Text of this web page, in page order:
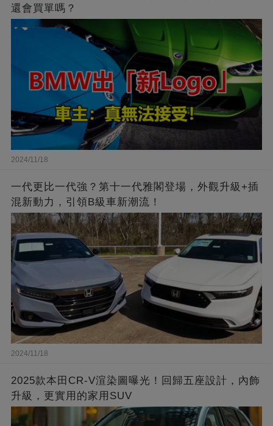
還會買單嗎？
2024/11/18
一代更比一代強？第十一代雅閣登場，外觀升級+插
混新動力，引領B級車新潮流！
2024/11/18
2025款本田CR-V渲染圖曝光！回歸五座設計，內飾
升級，更實用的家用SUV